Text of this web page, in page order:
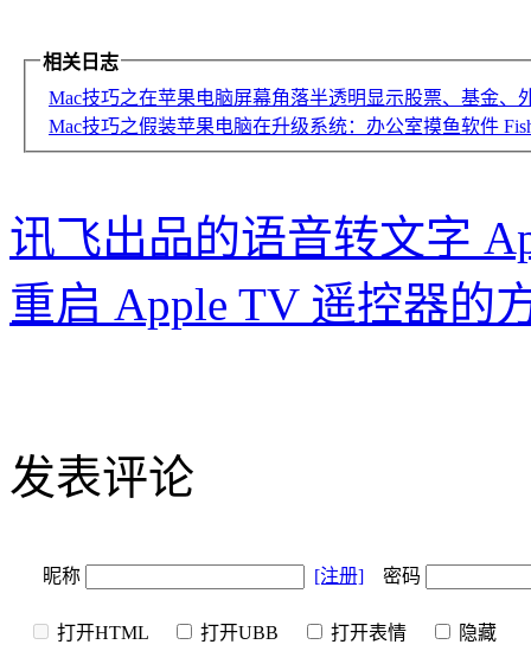
相关日志
Mac技巧之在苹果电脑屏幕角落半透明显示股票、基金
Mac技巧之假装苹果电脑在升级系统：办公室摸鱼软件
讯飞出品的语音转文字
重启 Apple TV 遥控器的
发表评论
昵称 [注册] 密码
打开HTML 打开UBB 打开表情 隐